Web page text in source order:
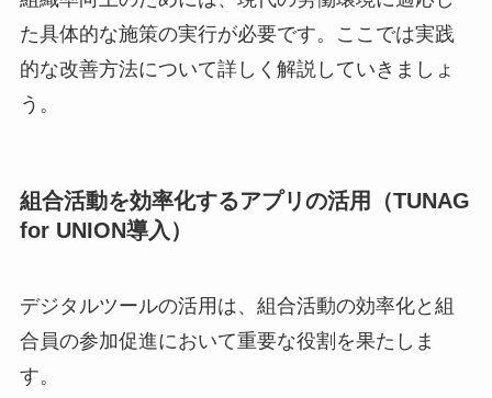
た具体的な施策の実行が必要です。ここでは実践
的な改善方法について詳しく解説していきましょ
う。
組合活動を効率化するアプリの活用（TUNAG
for UNION導入）
デジタルツールの活用は、組合活動の効率化と組
合員の参加促進において重要な役割を果たしま
す。